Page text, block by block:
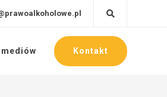
mediów Kontakt